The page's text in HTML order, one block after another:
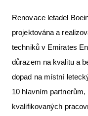
Renovace letadel
projektována a
techniků v Emirates
důrazem na kvalitu a
dopad na místní
10 hlavním
kvalifikovaných